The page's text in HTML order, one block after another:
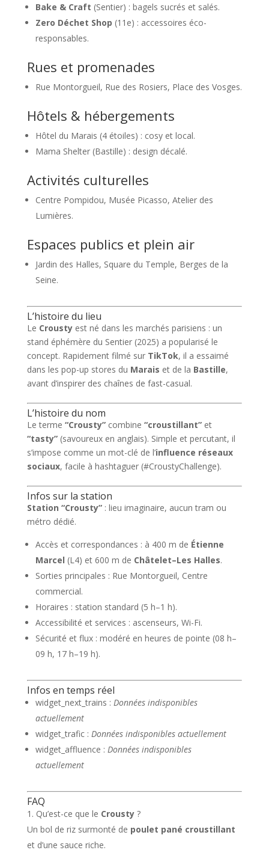
Bake & Craft (Sentier) : bagels sucrés et salés.
Zero Déchet Shop (11e) : accessoires éco-
responsables.
Rues et promenades
Rue Montorgueil, Rue des Rosiers, Place des Vosges.
Hôtels & hébergements
Hôtel du Marais (4 étoiles) : cosy et local.
Mama Shelter (Bastille) : design décalé.
Activités culturelles
Centre Pompidou, Musée Picasso, Atelier des
Lumières.
Espaces publics et plein air
Jardin des Halles, Square du Temple, Berges de la
Seine.
L’histoire du lieu
Le Croustyest né dans les marchés parisiens : un
stand éphémère du Sentier (2025) a popularisé le
concept. Rapidement filmé sur TikTok, il a essaimé
dans les pop-up stores du Marais et de la Bastille,
avant d’inspirer des chaînes de fast-casual.
L’histoire du nom
Le terme “Crousty”combine “croustillant”et
“tasty”(savoureux en anglais). Simple et percutant, il
s’impose comme un mot-clé de l’influence réseaux
sociaux, facile à hashtaguer (#CroustyChallenge).
Infos sur la station
Station “Crousty”: lieu imaginaire, aucun tram ou
métro dédié.
Accès et correspondances : à 400 m de Étienne
Marcel (L4) et 600 m de Châtelet–Les Halles.
Sorties principales : Rue Montorgueil, Centre
commercial.
Horaires : station standard (5 h–1 h).
Accessibilité et services : ascenseurs, Wi-Fi.
Sécurité et flux : modéré en heures de pointe (08 h–
09 h, 17 h–19 h).
Infos en temps réel
widget_next_trains : Données indisponibles
actuellement
widget_trafic : Données indisponibles actuellement
widget_affluence : Données indisponibles
actuellement
FAQ
Qu’est-ce que le Crousty?
Un bol de riz surmonté de poulet pané croustillant
et d’une sauce riche.